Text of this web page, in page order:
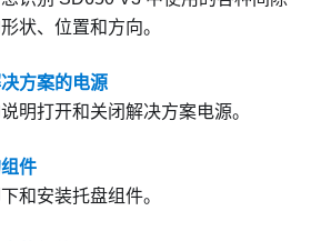
状、位置和方向。
方案的电源
明打开和关闭解决方案电源。
件
和安装托盘组件。